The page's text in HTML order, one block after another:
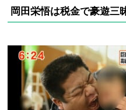
岡田栄悟は税金で豪遊三